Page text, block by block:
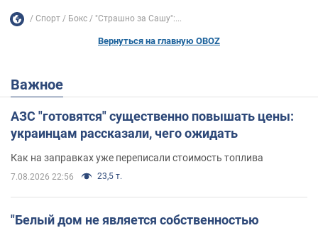
Спорт Бокс "Страшно за Сашу":...
Вернуться на главную OBOZ
Важное
АЗС "готовятся" существенно повышать цены:
украинцам рассказали, чего ожидать
Как на заправках уже переписали стоимость топлива
7.08.2026 22:56 23,5 т.
"Белый дом не является собственностью